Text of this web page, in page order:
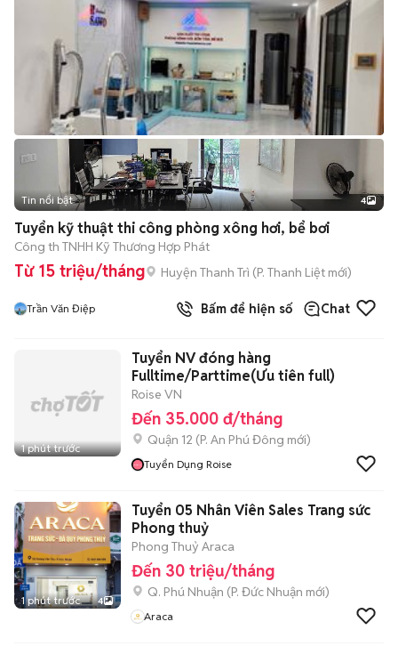
Tin nổi bật 4
Tuyển kỹ thuật thi công phòng xông hơi, bể bơi
Công th TNHH Kỹ Thương Hợp Phát
Từ 15 triệu/tháng Huyện Thanh Trì (P. Thanh Liệt mới)
Trần Văn Điệp Bấm để hiện số Chat
1 phút trước
Tuyển NV đóng hàng
Fulltime/Parttime(Ưu tiên full)
Roise VN
Đến 35.000 đ/tháng
Quận 12 (P. An Phú Đông mới)
Tuyển Dụng Roise
1 phút trước 4
Tuyển 05 Nhân Viên Sales Trang sức
Phong thuỷ
Phong Thuỷ Araca
Đến 30 triệu/tháng
Q. Phú Nhuận (P. Đức Nhuận mới)
Araca